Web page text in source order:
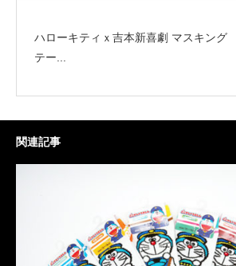
ハローキティｘ吉本新喜劇 マスキング
テー...
関連記事